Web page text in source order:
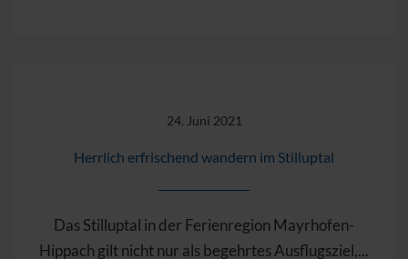
24. Juni 2021
Herrlich erfrischend wandern im Stilluptal
Das Stilluptal in der Ferienregion Mayrhofen-
Hippach gilt nicht nur als begehrtes Ausflugsziel,...